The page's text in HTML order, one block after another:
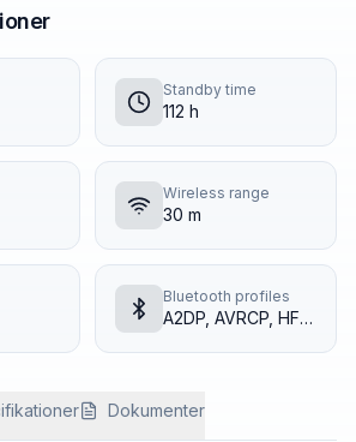
Standby time
112 h
Wireless range
30 m
Bluetooth profiles
A2DP, AVRCP, HFP, HSP, PBAP, SPP
Dokumenter